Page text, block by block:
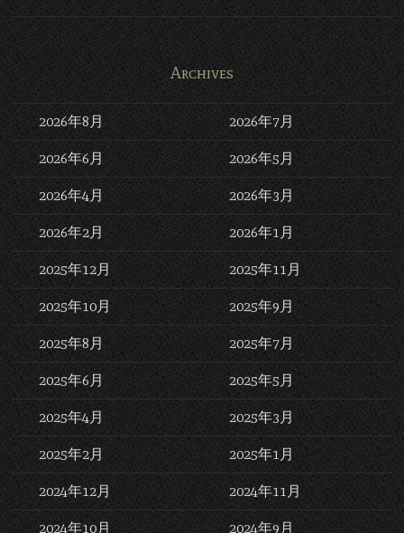
Archives
2026年8月 2026年7月
2026年6月 2026年5月
2026年4月 2026年3月
2026年2月 2026年1月
2025年12月 2025年11月
2025年10月 2025年9月
2025年8月 2025年7月
2025年6月 2025年5月
2025年4月 2025年3月
2025年2月 2025年1月
2024年12月 2024年11月
2024年10月 2024年9月